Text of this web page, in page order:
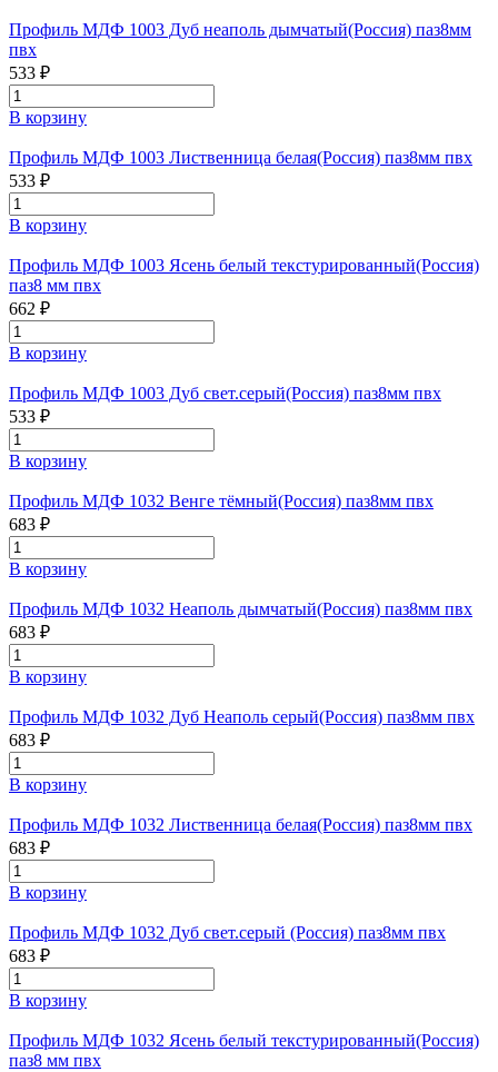
Профиль МДФ 1003 Дуб неаполь дымчатый(Россия) паз8мм
пвх
533 ₽
В корзину
Профиль МДФ 1003 Лиственница белая(Россия) паз8мм пвх
533 ₽
В корзину
Профиль МДФ 1003 Ясень белый текстурированный(Россия)
паз8 мм пвх
662 ₽
В корзину
Профиль МДФ 1003 Дуб свет.серый(Россия) паз8мм пвх
533 ₽
В корзину
Профиль МДФ 1032 Венге тёмный(Россия) паз8мм пвх
683 ₽
В корзину
Профиль МДФ 1032 Неаполь дымчатый(Россия) паз8мм пвх
683 ₽
В корзину
Профиль МДФ 1032 Дуб Неаполь серый(Россия) паз8мм пвх
683 ₽
В корзину
Профиль МДФ 1032 Лиственница белая(Россия) паз8мм пвх
683 ₽
В корзину
Профиль МДФ 1032 Дуб свет.серый (Россия) паз8мм пвх
683 ₽
В корзину
Профиль МДФ 1032 Ясень белый текстурированный(Россия)
паз8 мм пвх